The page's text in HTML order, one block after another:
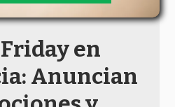
en
Anuncian